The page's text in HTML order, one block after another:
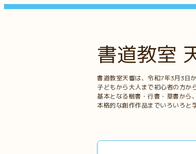
書道教室
書道教室天響は、令和7年3月3日
子どもから大人まで初心者の方か
基本となる楷書・行書・草書から、
本格的な創作作品までいろいろと